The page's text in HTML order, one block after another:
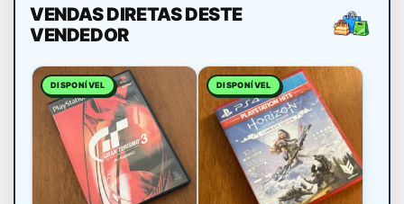
VENDAS DIRETAS DESTE
VENDEDOR
DISPONÍVEL DISPONÍVEL